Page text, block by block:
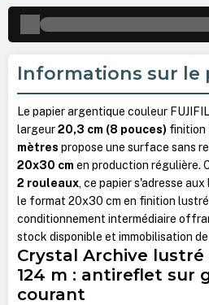
Informations sur le
Le papier argentique couleur
largeur20,3 cm (8 pouces) finition
mètres propose une surface sans
20x30 cm en production régulière.
2 rouleaux, ce papier s'adresse
le format 20x30 cm en finition
conditionnement intermédiaire
stock disponible et immobilisation
Crystal Archive lustré
124 m : antireflet sur
courant